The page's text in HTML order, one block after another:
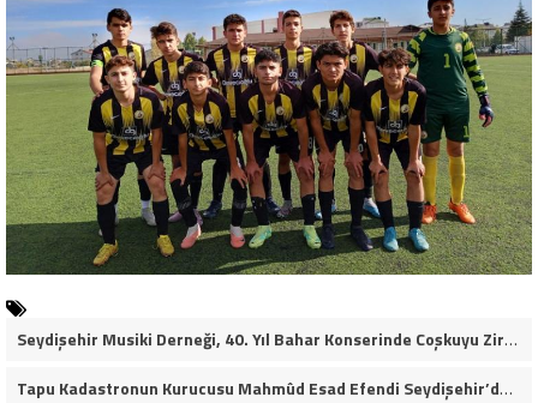
Seydişehir Musiki Derneği, 40. Yıl Bahar Konserinde Coşkuyu Zirveye Taşıdı (VİDEO HABER)
Tapu Kadastronun Kurucusu Mahmûd Esad Efendi Seydişehir’de Anıldı